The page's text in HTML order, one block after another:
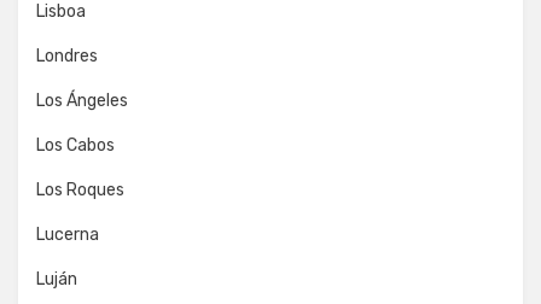
Lisboa
Londres
Los Ángeles
Los Cabos
Los Roques
Lucerna
Luján